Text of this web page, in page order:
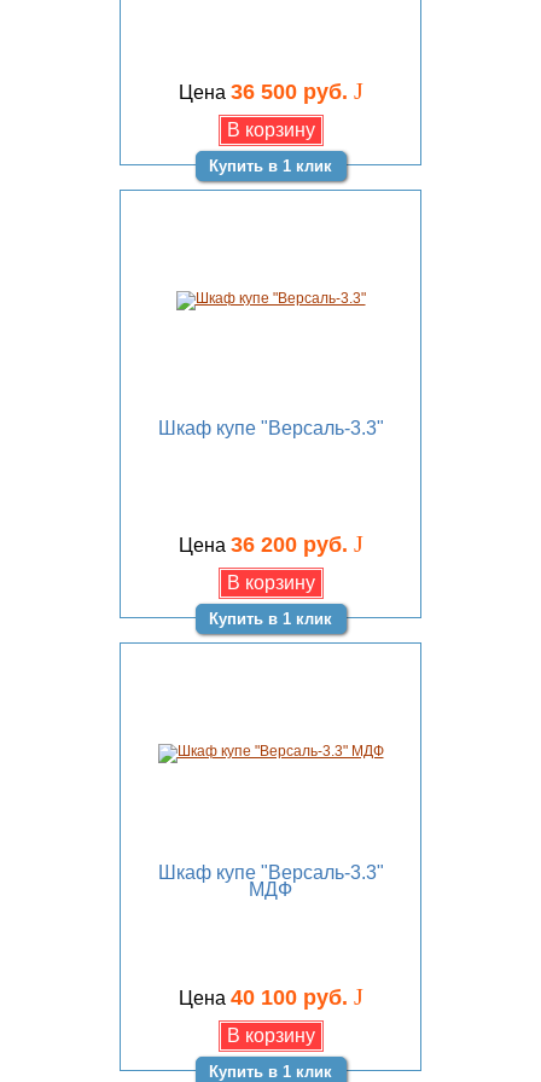
Цена 36 500 руб. J
Купить в 1 клик
Шкаф купе "Версаль-3.3"
Цена 36 200 руб. J
Купить в 1 клик
Шкаф купе "Версаль-3.3"
МДФ
Цена 40 100 руб. J
Купить в 1 клик